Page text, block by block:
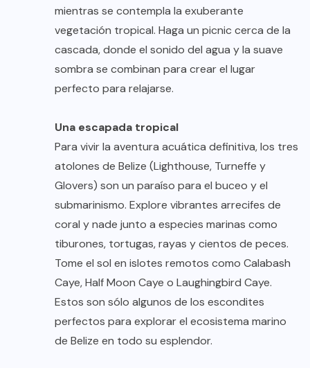
mientras se contempla la exuberante
vegetación tropical. Haga un picnic cerca de la
cascada, donde el sonido del agua y la suave
sombra se combinan para crear el lugar
perfecto para relajarse.
Una escapada tropical
Para vivir la aventura acuática definitiva, los tres
atolones de Belize (Lighthouse, Turneffe y
Glovers) son un paraíso para el buceo y el
submarinismo. Explore vibrantes arrecifes de
coral y nade junto a especies marinas como
tiburones, tortugas, rayas y cientos de peces.
Tome el sol en islotes remotos como Calabash
Caye, Half Moon Caye o Laughingbird Caye.
Estos son sólo algunos de los escondites
perfectos para explorar el ecosistema marino
de Belize en todo su esplendor.